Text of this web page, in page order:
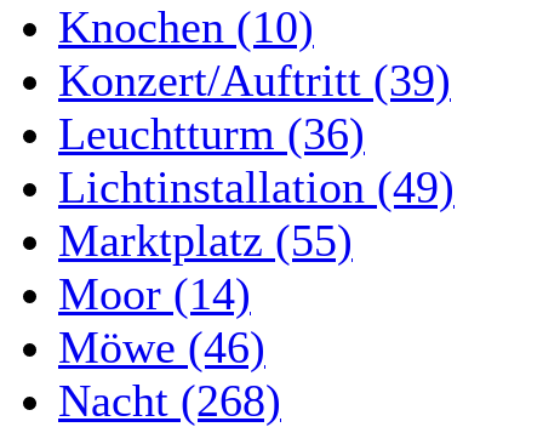
Knochen (10)
Konzert/Auftritt (39)
Leuchtturm (36)
Lichtinstallation (49)
Marktplatz (55)
Moor (14)
Möwe (46)
Nacht (268)